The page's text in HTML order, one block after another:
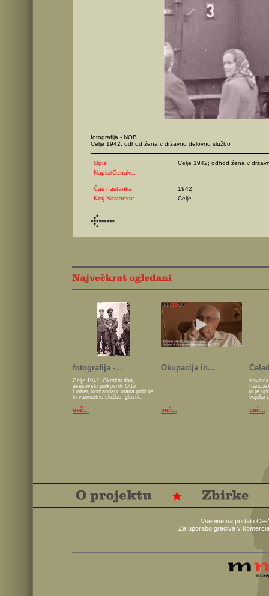
fotografija - NOB
Celje 1942; odhod žena v državno delovno službo
Opis:
Celje 1942; odhod žena v
Napisi/Oznake:
Čas nastanka:
1942
Kraj Nastanka:
Celje
fotografija -...
Celje 1942; Okrožni dan,
esesovski polkovnik Otto
Lurker, komandant urada policije
in varnostne službe, glavni...
več...
Okupacija in...
več...
jo je
vojska
več...
Vsebine na portalu
Za uporabo gradiva v